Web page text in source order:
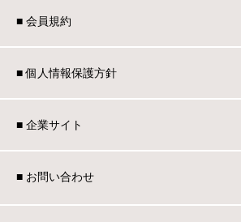
■ 会員規約
■ 個人情報保護方針
■ 企業サイト
■ お問い合わせ